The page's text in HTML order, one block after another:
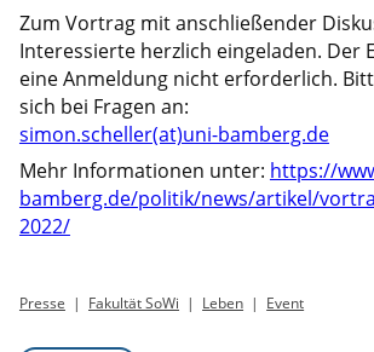
Zum Vortrag mit anschließender
Interessierte herzlich eingeladen. Der
eine Anmeldung nicht erforderlich.
sich bei Fragen an:
simon.scheller(at)uni-bamberg.de
Mehr Informationen unter: https://
bamberg.de/politik/news/artikel/
2022/
Presse Fakultät SoWi Leben Event